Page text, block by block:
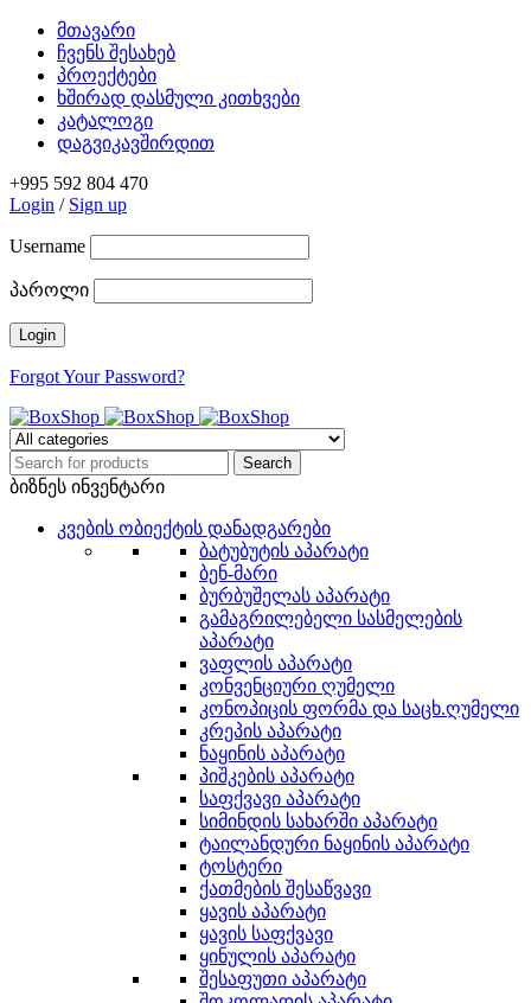
მთავარი
ჩვენს შესახებ
პროექტები
ხშირად დასმული კითხვები
კატალოგი
დაგვიკავშირდით
+995 592 804 470
Login / Sign up
Username
პაროლი
Forgot Your Password?
ბიზნეს ინვენტარი
კვების ობიექტის დანადგარები
ბატუბუტის აპარატი
ბენ-მარი
ბურბუშელას აპარატი
გამაგრილებელი სასმელების
აპარატი
ვაფლის აპარატი
კონვენციური ღუმელი
კონოპიცის ფორმა და საცხ.ღუმელი
კრეპის აპარატი
ნაყინის აპარატი
პიშკების აპარატი
საფქვავი აპარატი
სიმინდის სახარში აპარატი
ტაილანდური ნაყინის აპარატი
ტოსტერი
ქათმების შესაწვავი
ყავის აპარატი
ყავის საფქვავი
ყინულის აპარატი
შესაფუთი აპარატი